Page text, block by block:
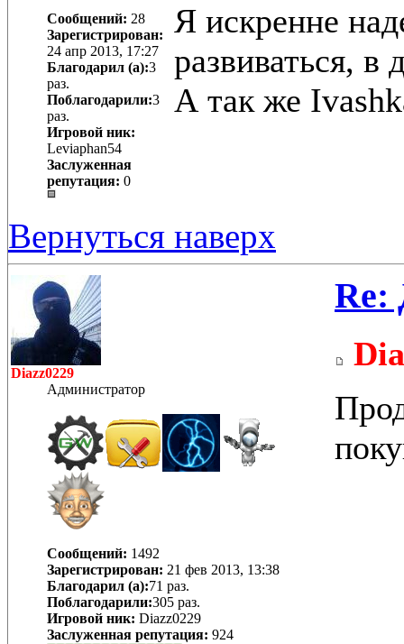
Сообщений: 28
Зарегистрирован:
24 апр 2013, 17:27
Благодарил (а):3
раз.
Поблагодарили:3
раз.
Игровой ник:
Leviaphan54
Заслуженная
репутация: 0
Я искренне
развиваться, в
А так же
Вернуться наверх
Diazz0229
Администратор
Сообщений: 1492
Зарегистрирован: 21 фев 2013, 13:38
Благодарил (а):71 раз.
Поблагодарили:305 раз.
Игровой ник: Diazz0229
Заслуженная репутация: 924
Re: